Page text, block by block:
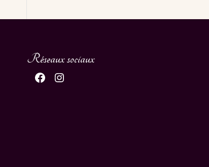
Réseaux sociaux
Facebook
Instagram